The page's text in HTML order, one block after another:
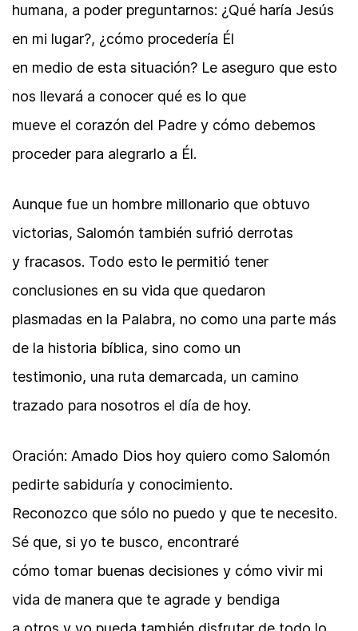
humana, a poder preguntarnos: ¿Qué haría Jesús
en mi lugar?, ¿cómo procedería Él
en medio de esta situación? Le aseguro que esto
nos llevará a conocer qué es lo que
mueve el corazón del Padre y cómo debemos
proceder para alegrarlo a Él.
Aunque fue un hombre millonario que obtuvo
victorias, Salomón también sufrió derrotas
y fracasos. Todo esto le permitió tener
conclusiones en su vida que quedaron
plasmadas en la Palabra, no como una parte más
de la historia bíblica, sino como un
testimonio, una ruta demarcada, un camino
trazado para nosotros el día de hoy.
Oración: Amado Dios hoy quiero como Salomón
pedirte sabiduría y conocimiento.
Reconozco que sólo no puedo y que te necesito.
Sé que, si yo te busco, encontraré
cómo tomar buenas decisiones y cómo vivir mi
vida de manera que te agrade y bendiga